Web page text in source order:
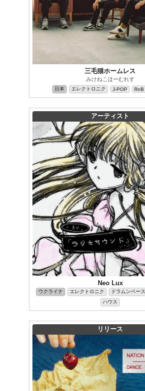
三毛猫ホームレス
みけねこほーむれす
日本 エレクトロニク J-POP RnB
アーティスト
Neo Lux
ウクライナ エレクトロニク ドラムンベース
ハウス
リリース